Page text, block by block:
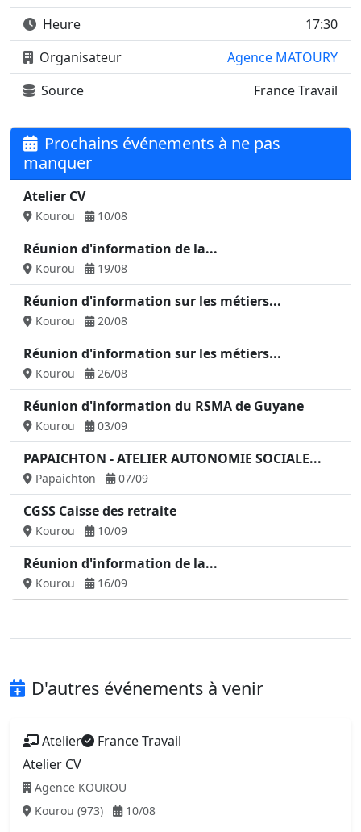
Heure
17:30
Organisateur
Agence MATOURY
Source
France Travail
Prochains événements à ne pas
manquer
Atelier CV
Kourou 10/08
Réunion d'information de la...
Kourou 19/08
Réunion d'information sur les métiers...
Kourou 20/08
Réunion d'information sur les métiers...
Kourou 26/08
Réunion d'information du RSMA de Guyane
Kourou 03/09
PAPAICHTON - ATELIER AUTONOMIE SOCIALE...
Papaichton 07/09
CGSS Caisse des retraite
Kourou 10/09
Réunion d'information de la...
Kourou 16/09
D'autres événements à venir
Atelier
France Travail
Atelier CV
Agence KOUROU
Kourou (973)
10/08